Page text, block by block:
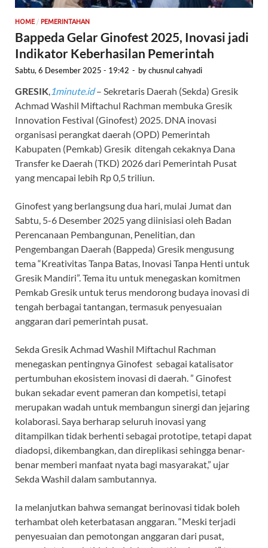
HOME/ PEMERINTAHAN
Bappeda Gelar Ginofest 2025, Inovasi jadi
Indikator Keberhasilan Pemerintah
Sabtu, 6 Desember 2025 - 19:42 - bychusnul cahyadi
GRESIK, 1minute.id– Sekretaris Daerah (Sekda) Gresik
Achmad Washil Miftachul Rachman membuka Gresik
Innovation Festival (Ginofest) 2025. DNA inovasi
organisasi perangkat daerah (OPD) Pemerintah
Kabupaten (Pemkab) Gresik ditengah cekaknya Dana
Transfer ke Daerah (TKD) 2026 dari Pemerintah Pusat
yang mencapai lebih Rp 0,5 triliun.
Ginofest yang berlangsung dua hari, mulai Jumat dan
Sabtu, 5-6 Desember 2025 yang diinisiasi oleh Badan
Perencanaan Pembangunan, Penelitian, dan
Pengembangan Daerah (Bappeda) Gresik mengusung
tema “Kreativitas Tanpa Batas, Inovasi Tanpa Henti untuk
Gresik Mandiri”. Tema itu untuk menegaskan komitmen
Pemkab Gresik untuk terus mendorong budaya inovasi di
tengah berbagai tantangan, termasuk penyesuaian
anggaran dari pemerintah pusat.
Sekda Gresik Achmad Washil Miftachul Rachman
menegaskan pentingnya Ginofest sebagai katalisator
pertumbuhan ekosistem inovasi di daerah. ” Ginofest
bukan sekadar event pameran dan kompetisi, tetapi
merupakan wadah untuk membangun sinergi dan jejaring
kolaborasi. Saya berharap seluruh inovasi yang
ditampilkan tidak berhenti sebagai prototipe, tetapi dapat
diadopsi, dikembangkan, dan direplikasi sehingga benar-
benar memberi manfaat nyata bagi masyarakat,” ujar
Sekda Washil dalam sambutannya.
Ia melanjutkan bahwa semangat berinovasi tidak boleh
terhambat oleh keterbatasan anggaran. “Meski terjadi
penyesuaian dan pemotongan anggaran dari pusat,